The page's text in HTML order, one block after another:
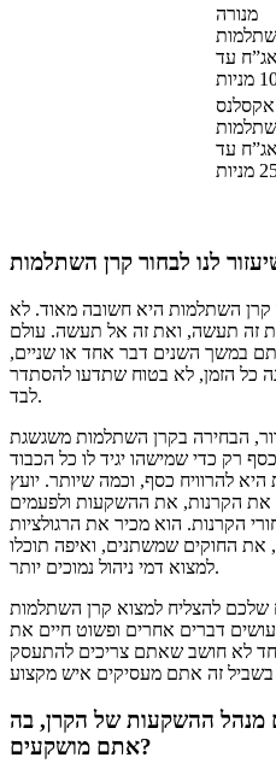
מנורה
אג”ח עד
אקסלנס
אג”ח עד
קרן השתלמות היא חשובה מאוד. לא
את זה תעשה, ואת זה אל תעשה. עולם
במשך השנים דבר אחד או שניים,
כל הזמן, לא בטוח שתדעו להסתדר
לבד.
הבחירה בקרן השתלמות משגשגת
רק כדי שמישהו יגיד לו כל הכבוד
להרוויח כסף, וכמה שיותר. יועץ
את הקרנות, את ההשקעות ולפעמים
הקרנות. הוא מכיר את הרגולציות
החוקים שמשתנים, ואיפה תוכלו
למצוא דמי ניהול נמוכים יותר.
שלכם להצליח למצוא קרן השתלמות
דברים אחרים ופשוט חיים את
לא חושב שאתם צריכים להתעסק
ההשקעות של הקרן, בה
אתם מושקעים?